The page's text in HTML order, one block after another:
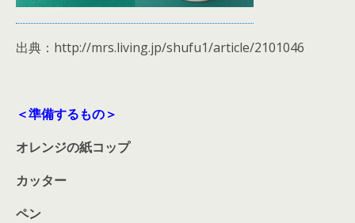
出典：http://mrs.living.jp/shufu1/article/2101046
＜準備するもの＞
オレンジの紙コップ
カッター
ペン